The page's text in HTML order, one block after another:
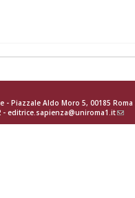
- Piazzale Aldo Moro 5, 00185 Roma
- editrice.sapienza@uniroma1.it(link